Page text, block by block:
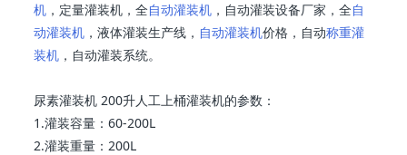
机 ，定量灌装机，全自动灌装机 ，自动灌装设备厂家，全自
动灌装机 ，液体灌装生产线， 自动灌装机价格，自动称重灌
装机 ，自动灌装系统。
尿素灌装机 200升人工上桶灌装机的参数：
1.灌装容量：60-200L
2.灌装重量：200L